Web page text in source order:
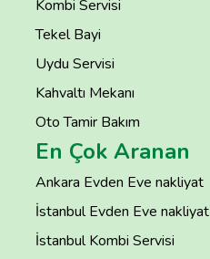
Kombi Servisi
Tekel Bayi
Uydu Servisi
Kahvaltı Mekanı
Oto Tamir Bakım
En Çok Aranan
Ankara Evden Eve nakliyat
İstanbul Evden Eve nakliyat
İstanbul Kombi Servisi